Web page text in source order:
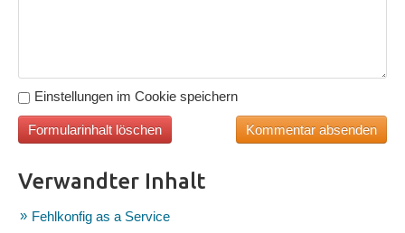
Einstellungen im Cookie speichern
Verwandter Inhalt
Fehlkonfig as a Service